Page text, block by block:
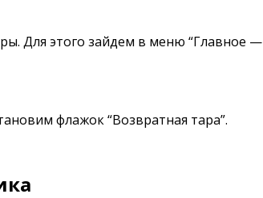
Для этого зайдем в меню “Главное —
флажок “Возвратная тара”.